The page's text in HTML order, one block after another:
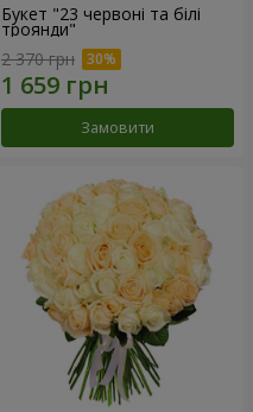
Букет "23 червоні та білі
троянди"
2 370 грн
Замовити